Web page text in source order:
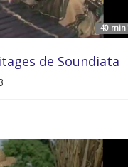
40 min'
de Soundiata